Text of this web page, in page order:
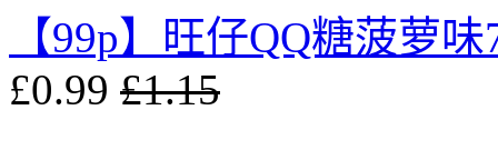
【99p】旺仔QQ糖菠萝味
£0.99 £1.15